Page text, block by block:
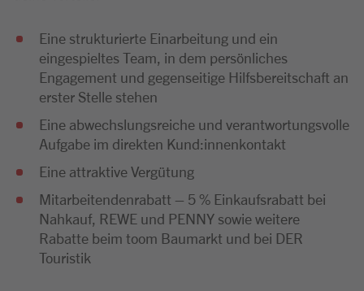
Eine strukturierte Einarbeitung und ein
eingespieltes Team, in dem persönliches
Engagement und gegenseitige Hilfsbereitschaft an
erster Stelle stehen
Eine abwechslungsreiche und verantwortungsvolle
Aufgabe im direkten Kund:innenkontakt
Eine attraktive Vergütung
Mitarbeitendenrabatt – 5 % Einkaufsrabatt bei
Nahkauf, REWE und PENNY sowie weitere
Rabatte beim toom Baumarkt und bei DER
Touristik